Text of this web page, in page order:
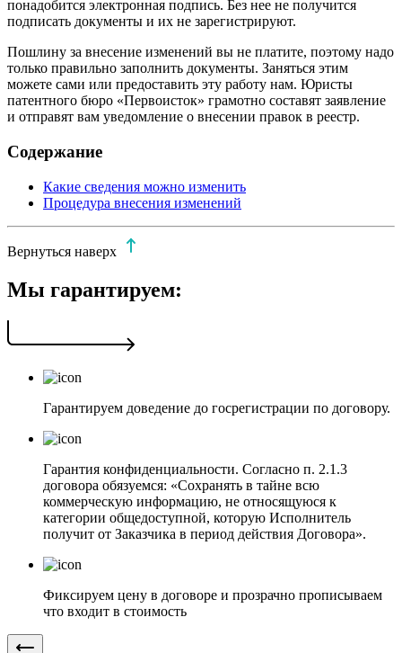
понадобится электронная подпись. Без нее не получится
подписать документы и их не зарегистрируют.
Пошлину за внесение изменений вы не платите, поэтому надо
только правильно заполнить документы. Заняться этим
можете сами или предоставить эту работу нам. Юристы
патентного бюро «Первоисток» грамотно составят заявление
и отправят вам уведомление о внесении правок в реестр.
Содержание
Какие сведения можно изменить
Процедура внесения изменений
Вернуться наверх
Мы гарантируем:
Гарантируем доведение до госрегистрации по договору.
Гарантия конфиденциальности. Согласно п. 2.1.3
договора обязуемся: «Сохранять в тайне всю
коммерческую информацию, не относящуюся к
категории общедоступной, которую Исполнитель
получит от Заказчика в период действия Договора».
Фиксируем цену в договоре и прозрачно прописываем
что входит в стоимость